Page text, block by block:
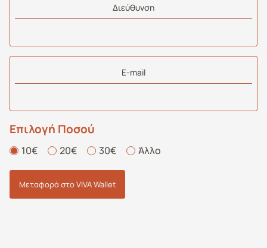
Διεύθυνση
E-mail
Επιλογή Ποσού
10€ 20€ 30€ Άλλο
Μεταφορά στο VIVA Wallet